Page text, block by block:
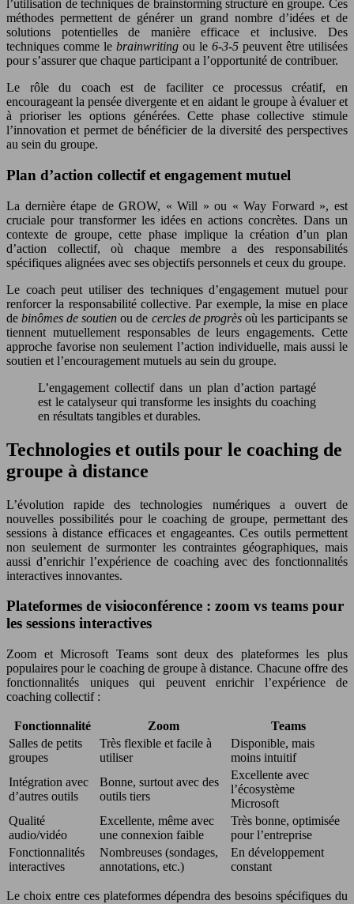
l’utilisation de techniques de brainstorming structuré en groupe. Ces
méthodes permettent de générer un grand nombre d’idées et de
solutions potentielles de manière efficace et inclusive. Des
techniques comme le brainwriting ou le 6-3-5 peuvent être utilisées
pour s’assurer que chaque participant a l’opportunité de contribuer.
Le rôle du coach est de faciliter ce processus créatif, en
encourageant la pensée divergente et en aidant le groupe à évaluer et
à prioriser les options générées. Cette phase collective stimule
l’innovation et permet de bénéficier de la diversité des perspectives
au sein du groupe.
Plan d’action collectif et engagement mutuel
La dernière étape de GROW, « Will » ou « Way Forward », est
cruciale pour transformer les idées en actions concrètes. Dans un
contexte de groupe, cette phase implique la création d’un plan
d’action collectif, où chaque membre a des responsabilités
spécifiques alignées avec ses objectifs personnels et ceux du groupe.
Le coach peut utiliser des techniques d’engagement mutuel pour
renforcer la responsabilité collective. Par exemple, la mise en place
debinômes de soutienou de cercles de progrès où les participants se
tiennent mutuellement responsables de leurs engagements. Cette
approche favorise non seulement l’action individuelle, mais aussi le
soutien et l’encouragement mutuels au sein du groupe.
L’engagement collectif dans un plan d’action partagé
est le catalyseur qui transforme les insights du coaching
en résultats tangibles et durables.
Technologies et outils pour le coaching de
groupe à distance
L’évolution rapide des technologies numériques a ouvert de
nouvelles possibilités pour le coaching de groupe, permettant des
sessions à distance efficaces et engageantes. Ces outils permettent
non seulement de surmonter les contraintes géographiques, mais
aussi d’enrichir l’expérience de coaching avec des fonctionnalités
interactives innovantes.
Plateformes de visioconférence : zoom vs teams pour
les sessions interactives
Zoom et Microsoft Teams sont deux des plateformes les plus
populaires pour le coaching de groupe à distance. Chacune offre des
fonctionnalités uniques qui peuvent enrichir l’expérience de
coaching collectif :
Fonctionnalité Zoom
Teams
Salles de petits
groupes
Très flexible et facile à
utiliser
Disponible, mais
moins intuitif
Intégration avec
d’autres outils
Bonne, surtout avec des
outils tiers
Excellente avec
l’écosystème
Microsoft
Qualité
audio/vidéo
Excellente, même avec
une connexion faible
Très bonne, optimisée
pour l’entreprise
Fonctionnalités
interactives
Nombreuses (sondages,
annotations, etc.)
En développement
constant
Le choix entre ces plateformes dépendra des besoins spécifiques du